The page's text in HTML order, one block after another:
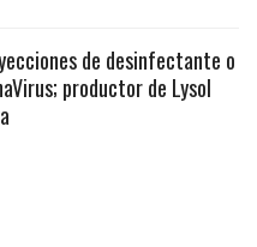
de desinfectante o
productor de Lysol